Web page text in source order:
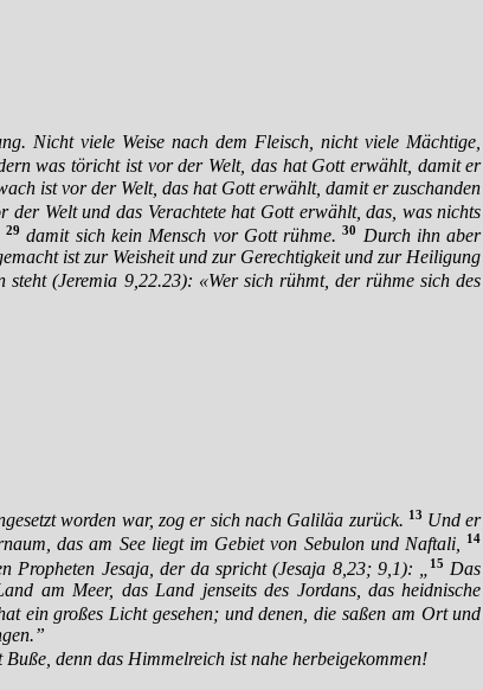
Nicht viele Weise nach dem Fleisch, nicht viele Mächtige,
was töricht ist vor der Welt, das hat Gott erwählt, damit er
ist vor der Welt, das hat Gott erwählt, damit er zuschanden
der Welt und das Verachtete hat Gott erwählt, das, was nichts
29 damit sich kein Mensch vor Gott rühme.30
Durch ihn aber
ist zur Weisheit und zur Gerechtigkeit und zur Heiligung
steht (Jeremia 9,22.23): «Wer sich rühmt, der rühme sich des
worden war, zog er sich nach Galiläa zurück. 13 Und er
das am See liegt im Gebiet von Sebulon und Naftali, 14
Propheten Jesaja, der da spricht (Jesaja 8,23; 9,1): „ 15 Das
am Meer, das Land jenseits des Jordans, das heidnische
ein großes Licht gesehen; und denen, die saßen am Ort und
denn das Himmelreich ist nahe herbeigekommen!